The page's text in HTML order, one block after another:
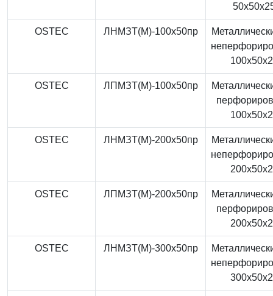
OSTEC ЛНМЗТ(М)-100x50пр
OSTEC ЛПМЗТ(М)-100x50пр
OSTEC ЛНМЗТ(М)-200x50пр
OSTEC ЛПМЗТ(М)-200x50пр
OSTEC ЛНМЗТ(М)-300x50пр